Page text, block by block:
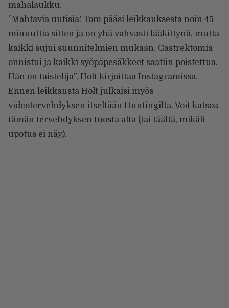
mahalaukku.
”Mahtavia uutisia! Tom pääsi leikkauksesta noin 45
minuuttia sitten ja on yhä vahvasti lääkittynä, mutta
kaikki sujui suunnitelmien mukaan. Gastrektomia
onnistui ja kaikki syöpäpesäkkeet saatiin poistettua.
Hän on taistelija”, Holt kirjoittaa Instagramissa.
Ennen leikkausta Holt julkaisi myös
videotervehdyksen itseltään Huntingilta. Voit katsoa
tämän tervehdyksen tuosta alta (tai täältä, mikäli
upotus ei näy).